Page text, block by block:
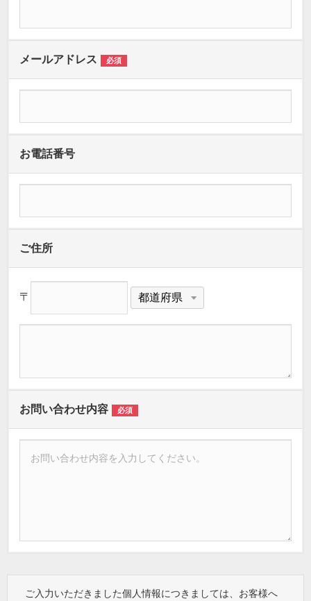
メールアドレス 必須
お電話番号
ご住所
〒
お問い合わせ内容 必須
ご入力いただきました個人情報につきましては、お客様へ